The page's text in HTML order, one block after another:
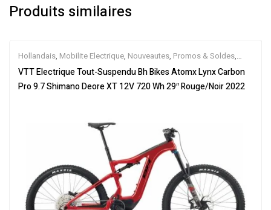
Produits similaires
Hollandais, Mobilite Electrique, Nouveautes, Promos & Soldes,
Tout-Suspendus ,Vélo électrique ville,Velos Electriques,VTT
Électriques
VTT Electrique Tout-Suspendu Bh Bikes Atomx Lynx Carbon
Pro 9.7 Shimano Deore XT 12V 720 Wh 29″ Rouge/Noir 2022